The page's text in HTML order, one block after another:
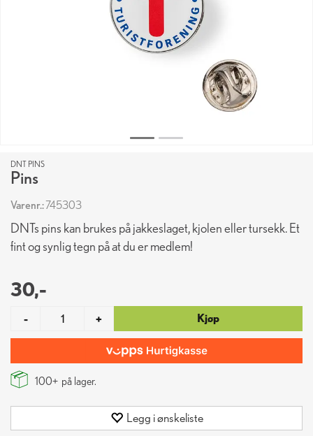
DNT PINS
Pins
Varenr.:745303
DNTs pins kan brukes på jakkeslaget, kjolen eller tursekk. Et
fint og synlig tegn på at du er medlem!
30,-
- + Kjøp
100+ på lager.
Legg i ønskeliste